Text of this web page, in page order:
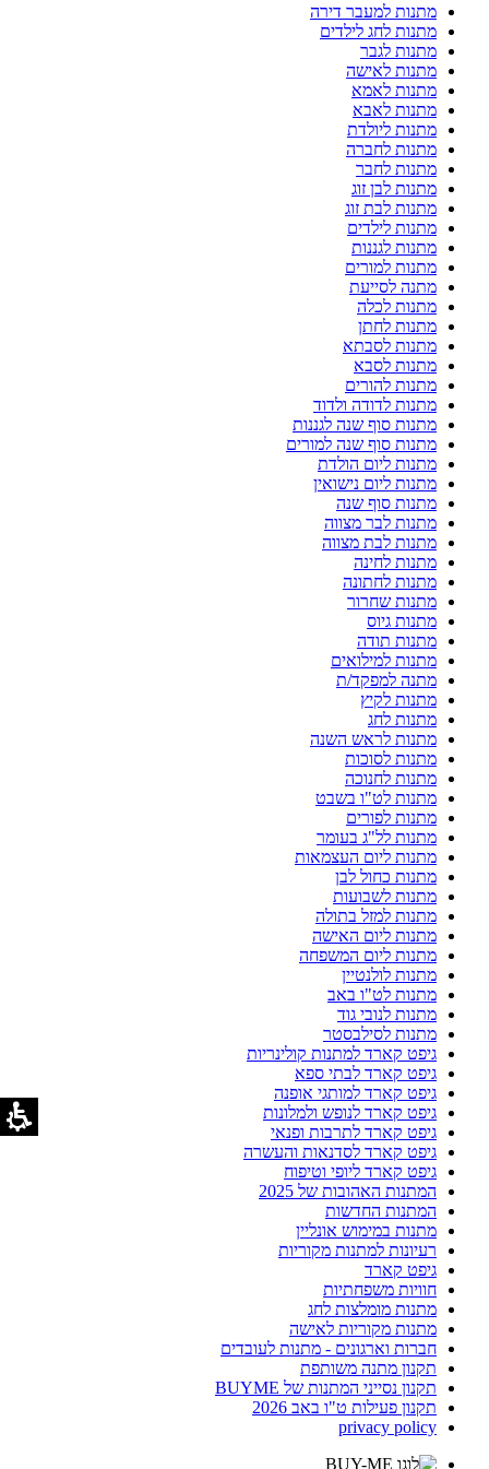
מתנות למעבר דירה
מתנות לחג לילדים
מתנות לגבר
מתנות לאישה
מתנות לאמא
מתנות לאבא
מתנות ליולדת
מתנות לחברה
מתנות לחבר
מתנות לבן זוג
מתנות לבת זוג
מתנות לילדים
מתנות לגננות
מתנות למורים
מתנה לסייעת
מתנות לכלה
מתנות לחתן
מתנות לסבתא
מתנות לסבא
מתנות להורים
מתנות לדודה ולדוד
מתנות סוף שנה לגננות
מתנות סוף שנה למורים
מתנות ליום הולדת
מתנות ליום נישואין
מתנות סוף שנה
מתנות לבר מצווה
מתנות לבת מצווה
מתנות לחינה
מתנות לחתונה
מתנות שחרור
מתנות גיוס
מתנות תודה
מתנות למילואים
מתנה למפקד/ת
מתנות לקיץ
מתנות לחג
מתנות לראש השנה
מתנות לסוכות
מתנות לחנוכה
מתנות לט"ו בשבט
מתנות לפורים
מתנות לל"ג בעומר
מתנות ליום העצמאות
מתנות כחול לבן
מתנות לשבועות
מתנות למזל בתולה
מתנות ליום האישה
מתנות ליום המשפחה
מתנות לולנטיין
מתנות לט"ו באב
מתנות לנובי גוד
מתנות לסילבסטר
גיפט קארד למתנות קולינריות
גיפט קארד לבתי ספא
גיפט קארד למותגי אופנה
גיפט קארד לנופש ולמלונות
גיפט קארד לתרבות ופנאי
גיפט קארד לסדנאות והעשרה
גיפט קארד ליופי וטיפוח
המתנות האהובות של 2025
המתנות החדשות
מתנות במימוש אונליין
רעיונות למתנות מקוריות
גיפט קארד
חוויות משפחתיות
מתנות מומלצות לחג
מתנות מקוריות לאישה
חברות וארגונים - מתנות לעובדים
תקנון מתנה משותפת
תקנון נסייני המתנות של BUYME
תקנון פעילות ט"ו באב 2026
privacy policy